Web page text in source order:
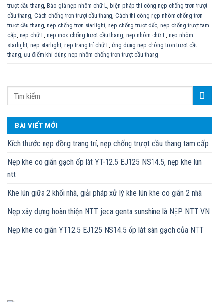
BÀI VIẾT MỚI
Kích thước nẹp đồng trang trí, nẹp chống trượt cầu thang tam cấp
Nẹp khe co giãn gạch ốp lát YT-12.5 EJ125 NS14.5, nẹp khe lún
ntt
Khe lún giữa 2 khối nhà, giải pháp xử lý khe lún khe co giãn 2 nhà
Nẹp xây dựng hoàn thiện NTT jeca genta sunshine là NẸP NTT VN
Nẹp khe co giãn YT12.5 EJ125 NS14.5 ốp lát sàn gạch của NTT
trượt cầu thang Báo giá nẹp nhôm chữ L
biện pháp thi công nẹp chống trơn trượt
cầu thang Cách chống trơn trượt cầu thang Cách thi công nẹp nhôm chống trơn
trượt cầu thang nẹp chống trơn starlight nẹp chống trượt dốc nẹp chống trượt tam
cấp nẹp chữ L nẹp inox chống trượt cầu thang nẹp nhôm chữ L
nẹp nhôm
starlight nẹp starlight nẹp trang trí chữ L
ứng dụng nẹp chông tron trượt cầu
thang ưu điểm khi dùng nep nhôm chống trơn trượt cầu thang